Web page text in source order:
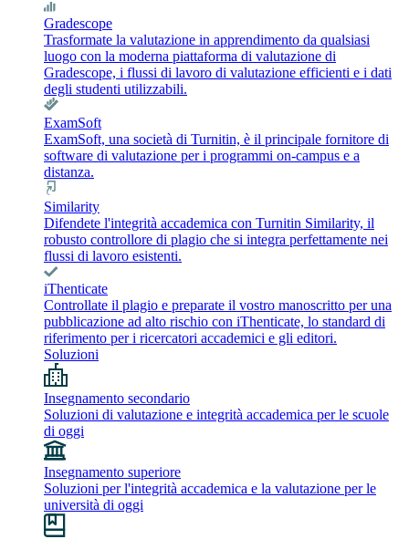
Gradescope
Trasformate la valutazione in apprendimento da qualsiasi
luogo con la moderna piattaforma di valutazione di
Gradescope, i flussi di lavoro di valutazione efficienti e i dati
degli studenti utilizzabili.
ExamSoft
ExamSoft, una società di Turnitin, è il principale fornitore di
software di valutazione per i programmi on-campus e a
distanza.
Similarity
Difendete l'integrità accademica con Turnitin Similarity, il
robusto controllore di plagio che si integra perfettamente nei
flussi di lavoro esistenti.
iThenticate
Controllate il plagio e preparate il vostro manoscritto per una
pubblicazione ad alto rischio con iThenticate, lo standard di
riferimento per i ricercatori accademici e gli editori.
Soluzioni
Insegnamento secondario
Soluzioni di valutazione e integrità accademica per le scuole
di oggi
Insegnamento superiore
Soluzioni per l'integrità accademica e la valutazione per le
università di oggi